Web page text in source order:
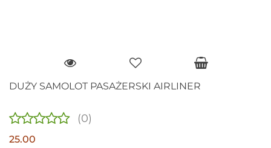
DUŻY SAMOLOT PASAŻERSKI AIRLINER
(0)
25.00